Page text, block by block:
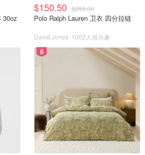
$150.50 $269.00
Polo Ralph Lauren 卫衣 四分拉链
David Jones 1002人感兴趣
6